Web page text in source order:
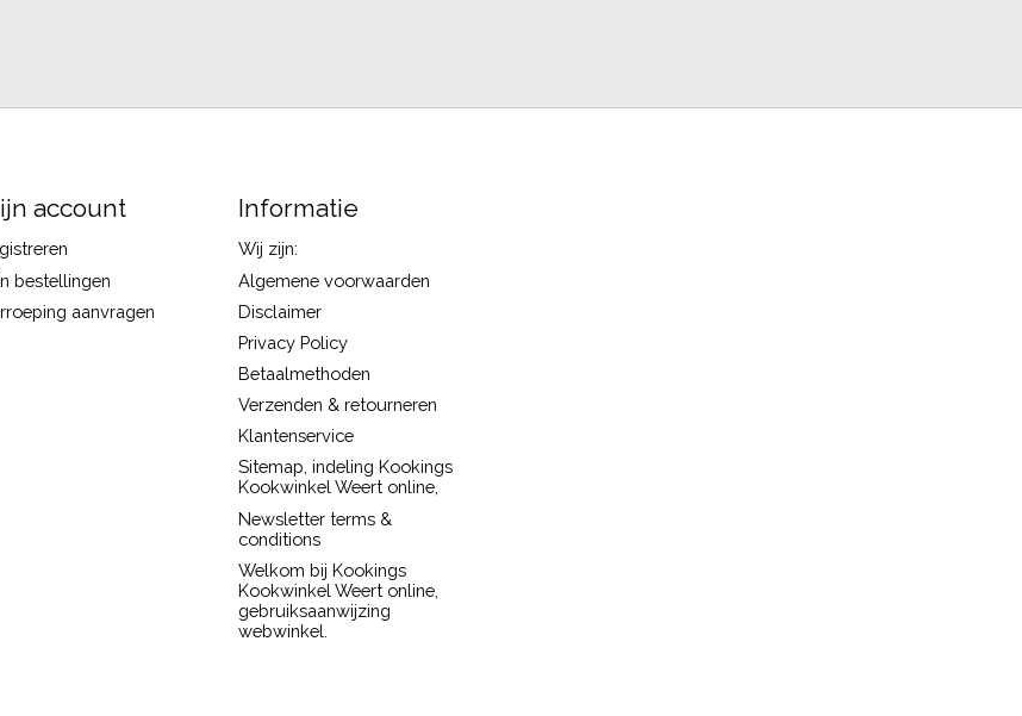
account
bestellingen
aanvragen
Informatie
Wij zijn:
Algemene voorwaarden
Disclaimer
Privacy Policy
Betaalmethoden
Verzenden & retourneren
Klantenservice
Sitemap, indeling Kookings
Kookwinkel Weert online,
Newsletter terms &
conditions
Welkom bij Kookings
Kookwinkel Weert online,
gebruiksaanwijzing
webwinkel.